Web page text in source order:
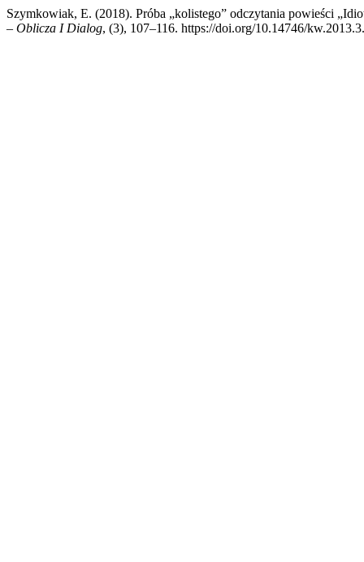
Szymkowiak, E. (2018). Próba „kolistego” odczytania powieści
– Oblicza I Dialog, (3), 107–116. https://doi.org/10.14746/